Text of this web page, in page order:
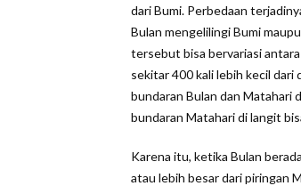
dari Bumi. Perbedaan
Bulan mengelilingi Bumi
tersebut bisa bervariasi
sekitar 400 kali lebih kecil dari
bundaran Bulan dan Matahari
bundaran Matahari di langit
Karena itu, ketika Bulan
atau lebih besar dari piringan